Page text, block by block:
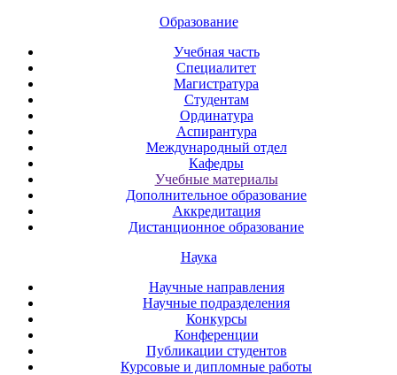
Образование
Учебная часть
Специалитет
Магистратура
Студентам
Ординатура
Аспирантура
Международный отдел
Кафедры
Учебные материалы
Дополнительное образование
Аккредитация
Дистанционное образование
Наука
Научные направления
Научные подразделения
Конкурсы
Конференции
Публикации студентов
Курсовые и дипломные работы